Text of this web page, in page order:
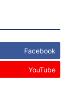
Facebook
YouTube